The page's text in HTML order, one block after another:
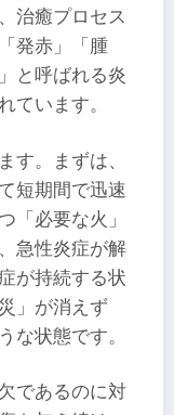
治癒プロセス
発赤」「腫
と呼ばれる炎
ています。
す。まずは、
短期間で迅速
「必要な火」
急性炎症が解
が持続する状
」が消えず
な状態です。
であるのに対